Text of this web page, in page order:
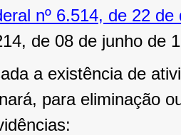
nº 6.514, de 22
de 08 de junho de
a existência de
para eliminação